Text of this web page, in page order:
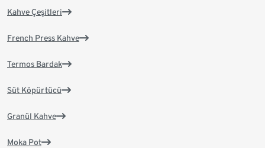
Kahve Çeşitleri
French Press Kahve
Termos Bardak
Süt Köpürtücü
Granül Kahve
Moka Pot